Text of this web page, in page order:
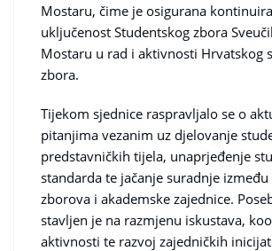
Mostaru, čime je osigurana
uključenost Studentskog zbora
Mostaru u rad i aktivnosti Hrvatskog
zbora.
Tijekom sjednice raspravljalo se o
pitanjima vezanim uz djelovanje
predstavničkih tijela, unaprjeđenje
standarda te jačanje suradnje
zborova i akademske zajednice.
stavljen je na razmjenu iskustava,
aktivnosti te razvoj zajedničkih